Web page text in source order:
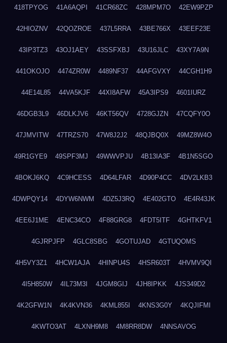
418TPYOG 41A6AQPI 41CR68ZC 428MPM7O 42EW9PZP
42HIOZNV 42QOZROE 437L5RRA 43BE766X 43EEF23E
43IP3TZ3 43OJ1AEY 43SSFXBJ 43U16JLC 43XY7A9N
441OKOJO 4474ZR0W 4489NF37 44AFGVXY 44CGH1H9
44E14L85 44VA5KJF 44XI8AFW 45A3IPS9 4601IURZ
46DGB3L9 46DLKJV6 46KT56QV 4728GJZN 47CQFY0O
47JMVITW 47TRZS70 47W8J2J2 48QJBQ0X 49MZ8W4O
49R1GYE9 49SPF3MJ 49WWVPJU 4B13IA3F 4B1N5SGO
4BOKJ6KQ 4C9HCESS 4D64LFAR 4D90P4CC 4DV2LKB3
4DWPQY14 4DYW6NWM 4DZ5J3RQ 4E402GTO 4E4R43JK
4EE6J1ME 4ENC34CO 4F88GRG8 4FDT5ITF 4GHTKFV1
4GJRPJFP 4GLC8SBG 4GOTUJAD 4GTUQOMS
4H5VY3Z1 4HCW1AJA 4HINPU4S 4HSR603T 4HVMV9QI
4I5H850W 4IL73M3I 4JGM8GIJ 4JH8IPKK 4JS349D2
4K2GFW1N 4K4KVN36 4KML855I 4KNS3G0Y 4KQJIFMI
4KWTO3AT 4LXNH9M8 4M8RR8DW 4NNSAVOG